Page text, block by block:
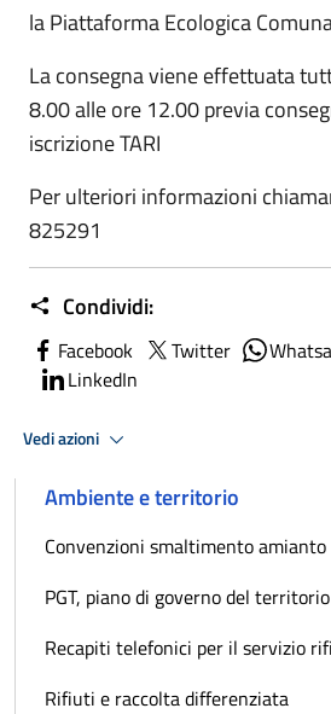
la Piattaforma Ecologica
La consegna viene effettuata
8.00 alle ore 12.00 previa
iscrizione TARI
Per ulteriori informazioni
825291
Condividi:
Facebook Twitter
LinkedIn
Vedi azioni
Ambiente e territorio
Convenzioni smaltimento amianto
PGT, piano di governo del territorio
Recapiti telefonici per il servizio
Rifiuti e raccolta differenziata